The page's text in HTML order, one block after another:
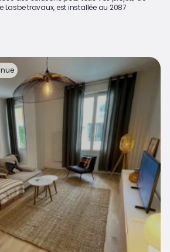
Lasbe travaux, est installée au 2087